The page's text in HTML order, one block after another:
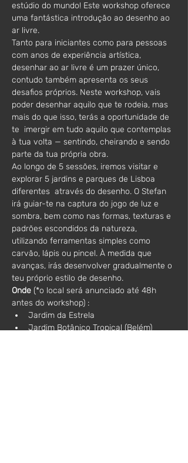
estúdio do mundo! Este workshop oferece
uma fantástica introdução ao desenho ao
ar livre.
Tanto para iniciantes como para pessoas
com anos de experiência artística,
desenhar ao ar livre é um prazer único,
contudo também apresenta os seus
desafios próprios. Neste workshop, vais
poder desenhar aquilo que te rodeia, mas
mais do que isso, terás a oportunidade de
te  imergir em tudo aquilo que contemplas
à tua volta — sentindo, cheirando e sendo
parte da tua própria obra.
Ao longo de 5 sessões, iremos visitar e
explorar 5 jardins e parques de Lisboa
diferentes  através do desenho. O Stefan
irá guiar-te na captura do jogo de luz e
sombra, bem como nas formas, texturas e
padrões escondidos da natureza,
utilizando ferramentas simples como
carvão, lápis ou pincel. À medida que
avanças, irás desenvolver gradualmente o
teu próprio estilo de desenho.
Onde (*o local será anunciado até 48h
antes do workshop) :
Jardim da Estrela
Jardim Botânico Tropical (Belém)